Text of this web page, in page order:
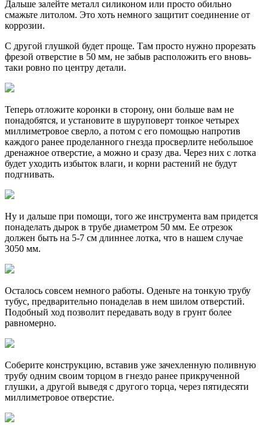
Дальше залейте металл силиконом или просто обильно
смажьте литолом. Это хоть немного защитит соединение от
коррозии.
С другой глушкой будет проще. Там просто нужно прорезать
фрезой отверстие в 50 мм, не забыв расположить его вновь-
таки ровно по центру детали.
Теперь отложите коронки в сторону, они больше вам не
понадобятся, и установите в шуруповерт тонкое четырех
миллиметровое сверло, а потом с его помощью напротив
каждого ранее проделанного гнезда просверлите небольшое
дренажное отверстие, а можно и сразу два. Через них с лотка
будет уходить избыток влаги, и корни растений не будут
подгнивать.
Ну и дальше при помощи, того же инструмента вам придется
понаделать дырок в трубе диаметром 50 мм. Ее отрезок
должен быть на 5-7 см длиннее лотка, что в нашем случае
3050 мм.
Осталось совсем немного работы. Оденьте на тонкую трубу
тубус, предварительно понаделав в нем шилом отверстий.
Подобный ход позволит передавать воду в грунт более
равномерно.
Соберите конструкцию, вставив уже зачехленную поливную
трубу одним своим торцом в гнездо ранее прикрученной
глушки, а другой выведя с другого торца, через пятидесяти
миллиметровое отверстие.